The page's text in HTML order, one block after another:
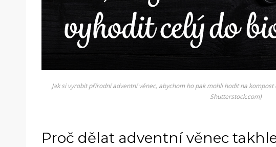
Jak si vyrobit přírodní adventní věnec, abychom ho pak mohli hodit na
Shutterstock.com)
Proč dělat adventní věnec takhle